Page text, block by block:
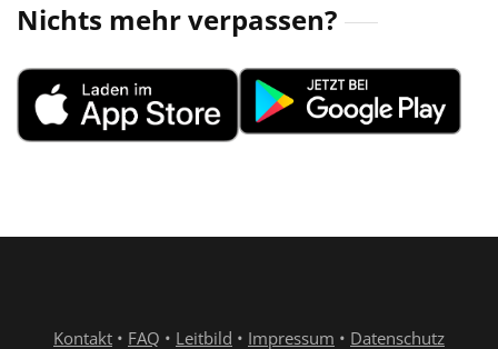
Nichts mehr verpassen?
Kontakt • FAQ • Leitbild • Impressum • Datenschutz